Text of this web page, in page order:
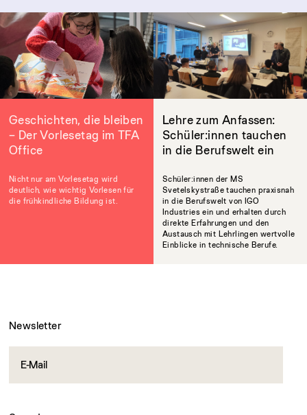
Geschichten, die bleiben
– Der Vorlesetag im TFA
Office
Nicht nur am Vorlesetag wird
deutlich, wie wichtig Vorlesen für
die frühkindliche Bildung ist.
Lehre zum Anfassen:
Schüler:innen tauchen
in die Berufswelt ein
Schüler:innen der MS
Svetelskystraße tauchen praxisnah
in die Berufswelt von IGO
Industries ein und erhalten durch
direkte Erfahrungen und den
Austausch mit Lehrlingen wertvolle
Einblicke in technische Berufe.
Newsletter